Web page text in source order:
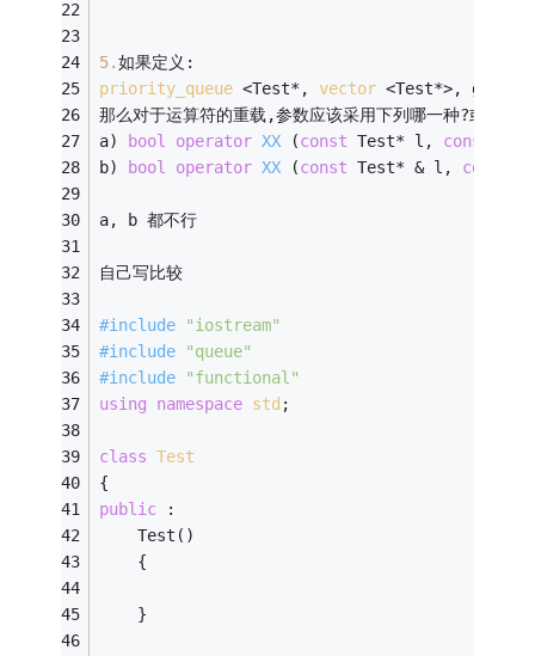
5.如果定义:
priority_queue <Test*, vector <Test*>,
那么对于运算符的重载,参数应该采用下列哪一种?或者是
a)
bool operator XX (const Test* l, const
b)
bool operator XX (const Test* & l, const
a, b 都不行
自己写比较
#include
"iostream"
#include
"queue"
#include
"functional"
using
namespace std ;
class Test
{
public :
    Test()
    {
    }